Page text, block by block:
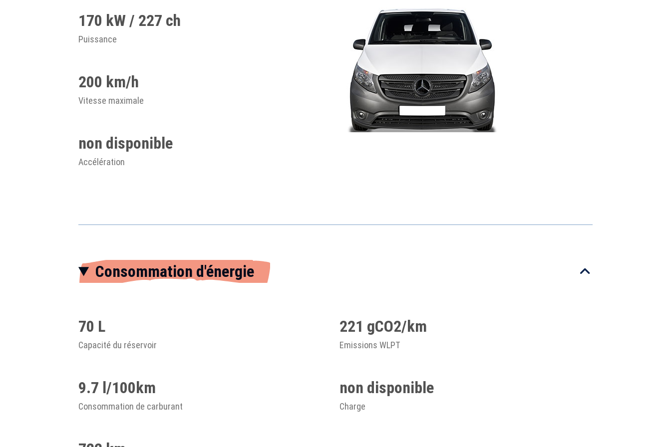
170 kW / 227 ch
Puissance
200 km/h
Vitesse maximale
non disponible
Accélération
Consommation d'énergie
70 L
Capacité du réservoir
221 gCO2/km
Emissions WLPT
9.7 l/100km
Consommation de carburant
non disponible
Charge